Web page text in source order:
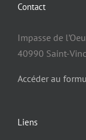
Contact
Impasse de
40990 Saint-
Accéder au
Liens